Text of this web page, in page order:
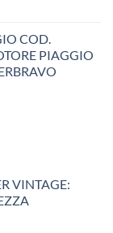
COD.
PIAGGIO
VINTAGE: